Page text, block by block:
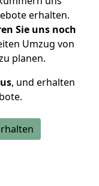
erhalten.
Sie uns noch
Umzug von
planen.
, und erhalten